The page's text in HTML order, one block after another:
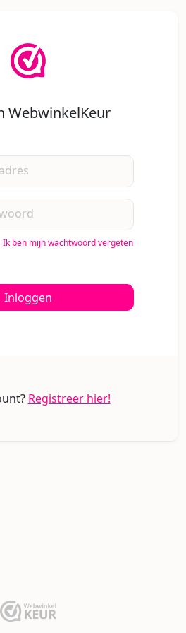
WebwinkelKeur
Ik ben mijn wachtwoord vergeten
Inloggen
Registreer hier!